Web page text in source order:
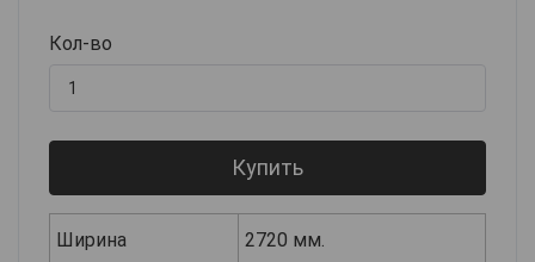
Кол-во
Купить
Ширина 2720 мм.